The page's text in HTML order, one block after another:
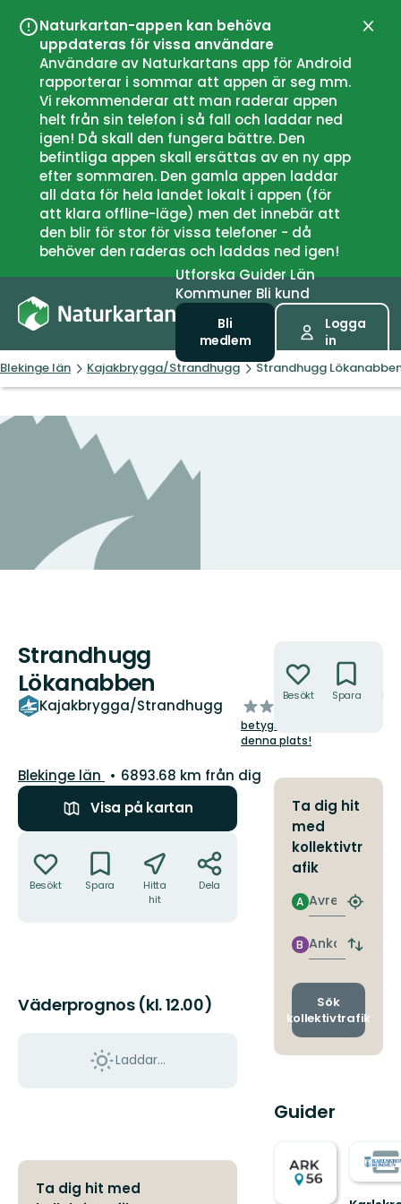
Naturkartan-appen kan behöva
uppdateras för vissa användare
Användare av Naturkartans app för Android
rapporterar i sommar att appen är seg mm.
Vi rekommenderar att man raderar appen
helt från sin telefon i så fall och laddar ned
igen! Då skall den fungera bättre. Den
befintliga appen skall ersättas av en ny app
efter sommaren. Den gamla appen laddar
all data för hela landet lokalt i appen (för
att klara offline-läge) men det innebär att
den blir för stor för vissa telefoner - då
behöver den raderas och laddas ned igen!
UtforskaGuiderLän
Kommuner Bli kund
Bli
medlem
Logga
in
Blekinge län Kajakbrygga/Strandhugg Strandhugg
Strandhugg
Lökanabben
Kajakbrygga/Strandhugg
av
5
stjärnor
betygsätt
denna plats!
Län:
Blekinge län
6893.68 km från dig
Visa på kartan
Besökt Spara
Hitta
hit
Dela
Väderprognos (kl. 12.00)
Laddar...
Ta dig hit med
Besökt Spara
Ta dig hit
med
kollektivtr
afik
Avresa
A
Hitta
Ankomst
B
Byt
och
Sök
kollektivtrafik
Guider